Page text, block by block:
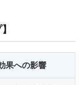
果への影響